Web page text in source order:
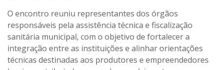
O encontro reuniu representantes dos órgãos
responsáveis pela assistência técnica e fiscalização
sanitária municipal, com o objetivo de fortalecer a
integração entre as instituições e alinhar orientações
técnicas destinadas aos produtores e empreendedores